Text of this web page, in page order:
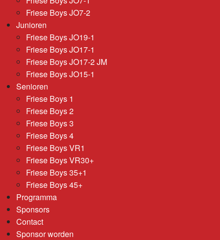
Friese Boys JO7-2
Junioren
Friese Boys JO19-1
Friese Boys JO17-1
Friese Boys JO17-2 JM
Friese Boys JO15-1
Senioren
Friese Boys 1
Friese Boys 2
Friese Boys 3
Friese Boys 4
Friese Boys VR1
Friese Boys VR30+
Friese Boys 35+1
Friese Boys 45+
Programma
Sponsors
Contact
Sponsor worden